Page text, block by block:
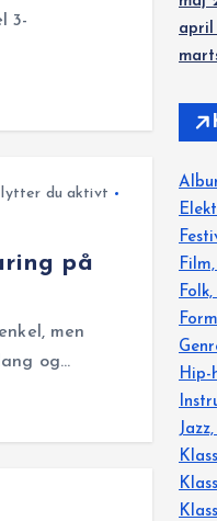
3-
lytter du aktivt
på
men
og…
Hip-